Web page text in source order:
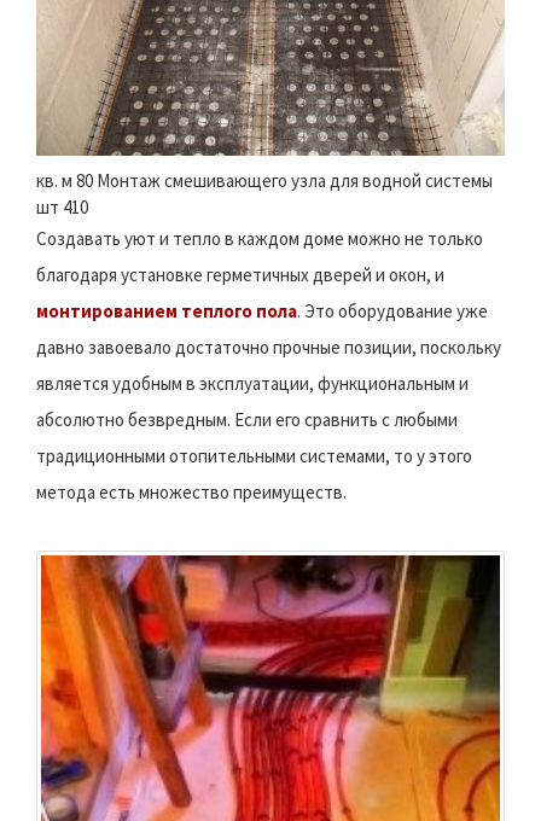
кв. м 80 Монтаж смешивающего узла для водной системы
шт 410
Создавать уют и тепло в каждом доме можно не только
благодаря установке герметичных дверей и окон, и
монтированием теплого пола. Это оборудование уже
давно завоевало достаточно прочные позиции, поскольку
является удобным в эксплуатации, функциональным и
абсолютно безвредным. Если его сравнить с любыми
традиционными отопительными системами, то у этого
метода есть множество преимуществ.